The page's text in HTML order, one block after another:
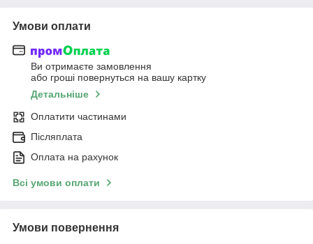
Умови оплати
Ви отримаєте замовлення
або гроші повернуться на вашу картку
Детальніше
Оплатити частинами
Післяплата
Оплата на рахунок
Всі умови оплати
Умови повернення